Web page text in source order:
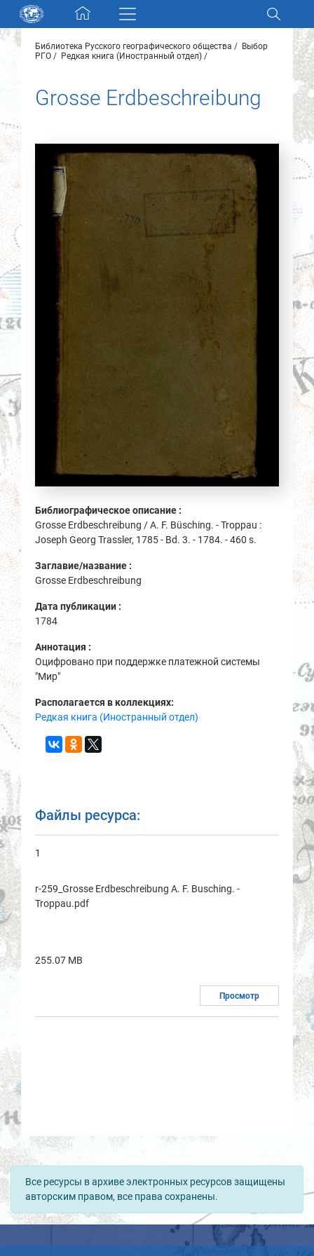
Skip navigation
Разделы и коллекции
Электронный каталог
Новости
О нас
Контакты
Партнеры
Найти
Библиотека Русского географического общества
Выбор
РГО
Редкая книга (Иностранный отдел)
Grosse Erdbeschreibung
Библиографическое описание :
Grosse Erdbeschreibung / A. F. Büsching. - Troppau :
Joseph Georg Trassler, 1785 - Bd. 3. - 1784. - 460 s.
Заглавие/название :
Grosse Erdbeschreibung
Дата публикации :
1784
Аннотация :
Оцифровано при поддержке платежной системы
"Мир"
Располагается в коллекциях:
Редкая книга (Иностранный отдел)
Файлы ресурса:
1
r-259_Grosse Erdbeschreibung A. F. Busching. -
Troppau.pdf
255.07 MB
Просмотр
Все ресурсы в архиве электронных ресурсов защищены
авторским правом, все права сохранены.